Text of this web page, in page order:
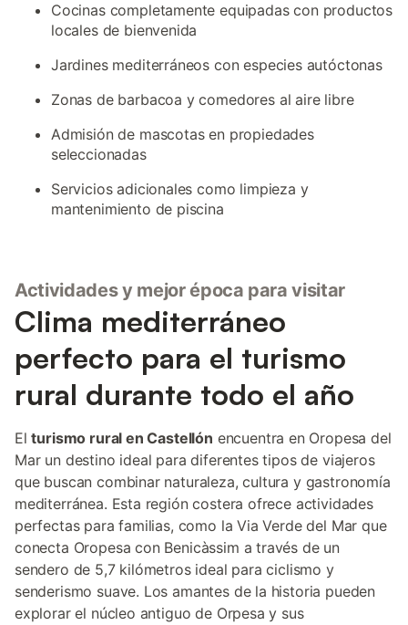
Cocinas completamente equipadas con productos
locales de bienvenida
Jardines mediterráneos con especies autóctonas
Zonas de barbacoa y comedores al aire libre
Admisión de mascotas en propiedades
seleccionadas
Servicios adicionales como limpieza y
mantenimiento de piscina
Actividades y mejor época para visitar
Clima mediterráneo
perfecto para el turismo
rural durante todo el año
Elturismo rural en Castellón encuentra en Oropesa del
Mar un destino ideal para diferentes tipos de viajeros
que buscan combinar naturaleza, cultura y gastronomía
mediterránea. Esta región costera ofrece actividades
perfectas para familias, como la Via Verde del Mar que
conecta Oropesa con Benicàssim a través de un
sendero de 5,7 kilómetros ideal para ciclismo y
senderismo suave. Los amantes de la historia pueden
explorar el núcleo antiguo de Orpesa y sus